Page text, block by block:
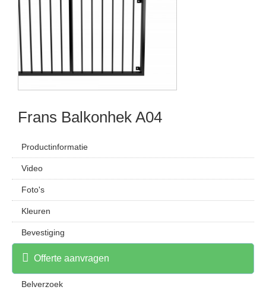
Frans Balkonhek A04
Productinformatie
Video
Foto's
Kleuren
Bevestiging
Offerte aanvragen
Belverzoek